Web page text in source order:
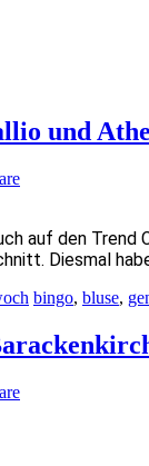
und
auf den Trend
Diesmal
bingo, bluse,